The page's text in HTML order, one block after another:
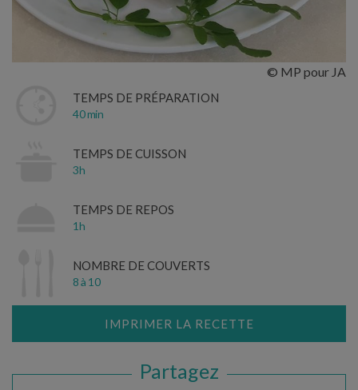
© MP pour JA
TEMPS DE PRÉPARATION
40 min
TEMPS DE CUISSON
3h
TEMPS DE REPOS
1h
NOMBRE DE COUVERTS
8 à 10
IMPRIMER LA RECETTE
Partagez